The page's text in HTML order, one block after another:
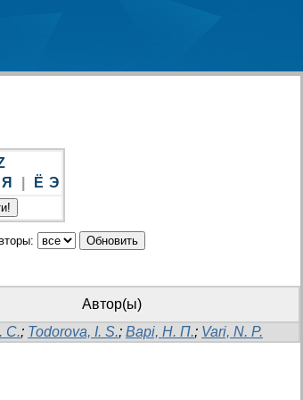
Я Ё Э
Автор(ы)
С.; Todorova, I. S.; Варі, Н. П.; Vari, N. P.